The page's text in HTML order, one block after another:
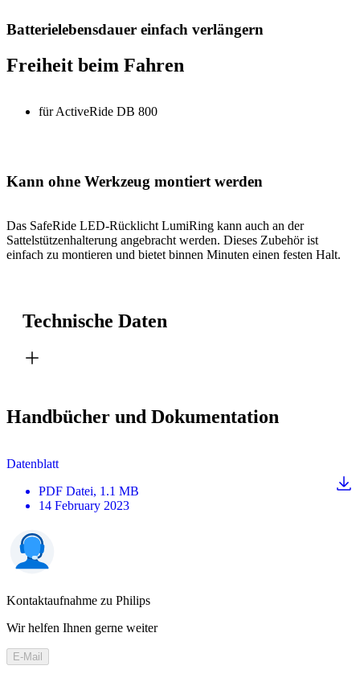
Batterielebensdauer einfach verlängern
Freiheit beim Fahren
für ActiveRide DB 800
Kann ohne Werkzeug montiert werden
Das SafeRide LED-Rücklicht LumiRing kann auch an der
Sattelstützenhalterung angebracht werden. Dieses Zubehör ist
einfach zu montieren und bietet binnen Minuten einen festen Halt.
Technische Daten
Handbücher und Dokumentation
Datenblatt
PDF Datei, 1.1 MB
14 February 2023
Kontaktaufnahme zu Philips
Wir helfen Ihnen gerne weiter
E-Mail